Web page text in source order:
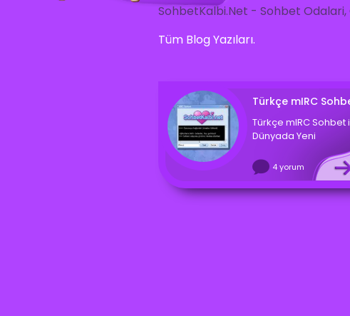
SohbetKalbi.Net - Sohbet
Tüm Blog Yazıları.
Türkçe mIRC
Türkçe mIRC Sohbet
Dünyada Yeni
4 yorum